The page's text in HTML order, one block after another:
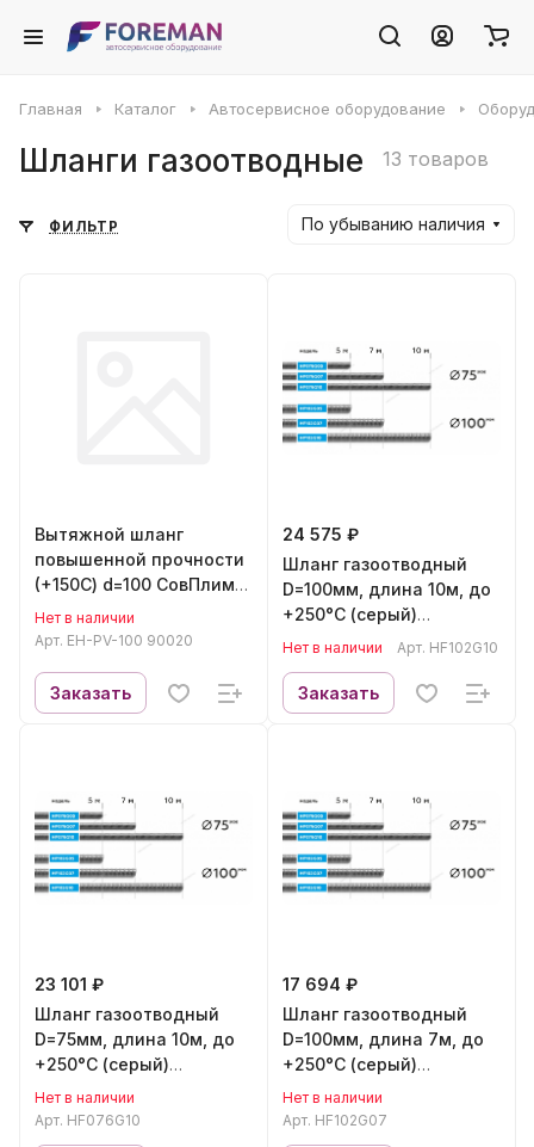
Главная Каталог Автосервисное оборудование
Шланги газоотводные 13 товаров
ФИЛЬТР По убыванию наличия
Вытяжной шланг
повышенной прочности
(+150С) d=100 СовПлим
EH-PV-100 90020
(Длина: 5)
Нет в наличии
Арт. EH-PV-100 90020
Заказать
24 575 ₽
Шланг газоотводный
D=100мм, длина 10м, до
+250°С (серый)
NORDBERG HF102G10
Нет в наличии Арт. HF102G10
Заказать
23 101 ₽
Шланг газоотводный
D=75мм, длина 10м, до
+250°С (серый)
NORDBERG HF076G10
Нет в наличии
Арт. HF076G10
17 694 ₽
Шланг газоотводный
D=100мм, длина 7м, до
+250°С (серый)
NORDBERG HF102G07
Нет в наличии
Арт. HF102G07